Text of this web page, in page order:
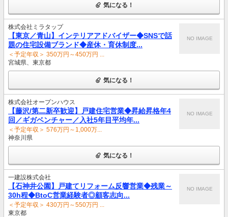
気になる！
株式会社ミラタップ
【東京／青山】インテリアアドバイザー◆SNSで話
題の住宅設備ブランド◆産休・育休制度...
＜予定年収＞ 350万円～450万円 ...
宮城県、東京都
NO IMAGE
気になる！
株式会社オープンハウス
【藤沢/第二新卒歓迎】戸建住宅営業◆昇給昇格年4
回／ギガベンチャー／入社5年目平均年...
＜予定年収＞ 576万円～1,000万...
神奈川県
NO IMAGE
気になる！
一建設株式会社
【石神井公園】戸建てリフォーム反響営業◆残業～
30h程◆BtoC営業経験者◎顧客志向...
＜予定年収＞ 430万円～550万円 ...
東京都
NO IMAGE